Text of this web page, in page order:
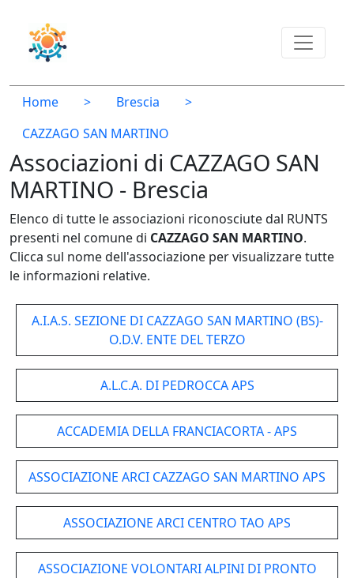
Home > Brescia
>
CAZZAGO SAN MARTINO
Associazioni di CAZZAGO SAN
MARTINO - Brescia
Elenco di tutte le associazioni riconosciute dal RUNTS
presenti nel comune di CAZZAGO SAN MARTINO.
Clicca sul nome dell'associazione per visualizzare tutte
le informazioni relative.
A.I.A.S. SEZIONE DI CAZZAGO SAN MARTINO (BS)-
O.D.V. ENTE DEL TERZO
A.L.C.A. DI PEDROCCA APS
ACCADEMIA DELLA FRANCIACORTA - APS
ASSOCIAZIONE ARCI CAZZAGO SAN MARTINO APS
ASSOCIAZIONE ARCI CENTRO TAO APS
ASSOCIAZIONE VOLONTARI ALPINI DI PRONTO